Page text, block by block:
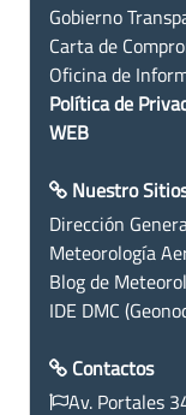
Gobierno
Carta de
Oficina de
Política de
WEB
Nuestro
Dirección
Meteorología
Blog de
IDE DMC
Contactos
Av. Portales